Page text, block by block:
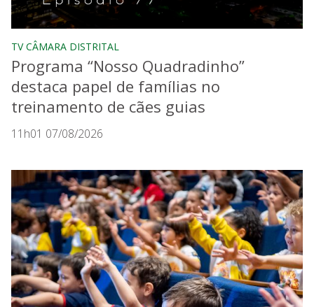
TV CÂMARA DISTRITAL
Programa “Nosso Quadradinho”
destaca papel de famílias no
treinamento de cães guias
11h01 07/08/2026